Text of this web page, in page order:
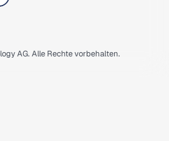
AG. Alle Rechte vorbehalten.